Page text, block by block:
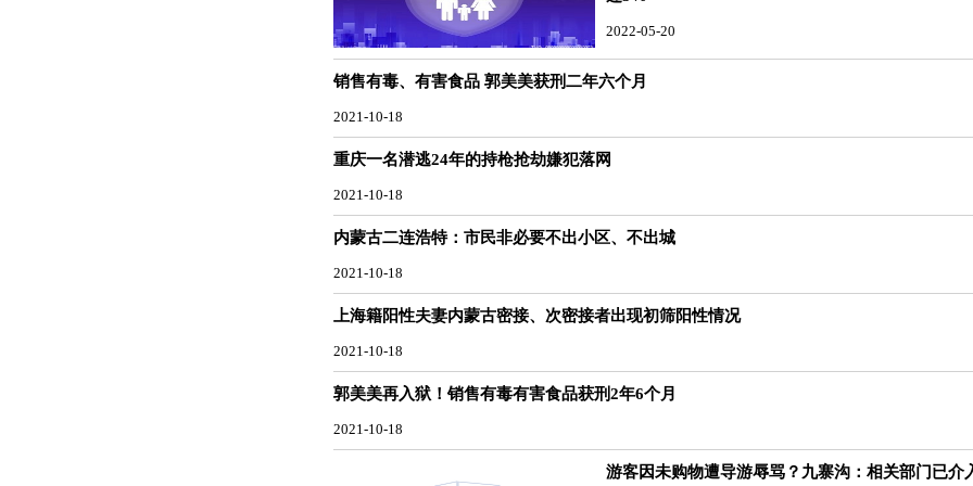
2022-05-20
销售有毒、有害食品 郭美美获刑二年六个月
2021-10-18
重庆一名潜逃24年的持枪抢劫嫌犯落网
2021-10-18
内蒙古二连浩特：市民非必要不出小区、不出城
2021-10-18
上海籍阳性夫妻内蒙古密接、次密接者出现初筛阳性情况
2021-10-18
郭美美再入狱！销售有毒有害食品获刑2年6个月
2021-10-18
游客因未购物遭导游辱骂？九寨沟：相关部门已介